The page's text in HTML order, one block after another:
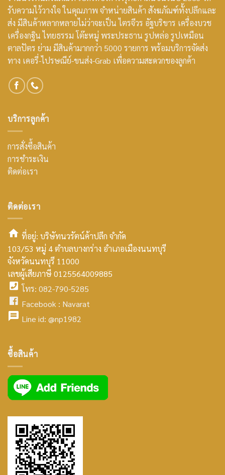
รับความไว้วางใจ ในคุณภาพ จำหน่ายสินค้า สังฆภัณฑ์ทั้งปลีกและ
ส่ง มีสินค้าหลากหลายไม่ว่าจะเป็น ไตรจีวร อัฐบริขาร เครื่องบวช
เครื่องกฐิน ไทยธรรม โต๊ะหมู่ พระประธาน รูปหล่อ รูปเหมือน
ตาลปัตร ย่าม มีสินค้ามากกว่า 5000 รายการ พร้อมบริการจัดส่ง
ทาง เคอรี่-ไปรษณีย์-ขนส่ง-Grab เพื่อความสะดวกของลูกค้า
บริการลูกค้า
การสั่งซื้อสินค้า
การชำระเงิน
ติดต่อเรา
ติดต่อเรา
smt2
home
icon
ที่อยู่: บริษัทนวรัตน์ค้าปลีก จำกัด
103/53 หมู่ 4 ตำบลบางกร่าง อำเภอเมืองนนทบุรี
จังหวัดนนทบุรี 11000
เลขผู้เสียภาษี 0125564009885
facebook
icon
โทร: 082-790-5285
facebook
Facebook : Navarat
icon
Line id: @np1982
ซื้อสินค้า